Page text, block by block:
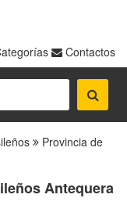
Contactos
Provincia de
Antequera